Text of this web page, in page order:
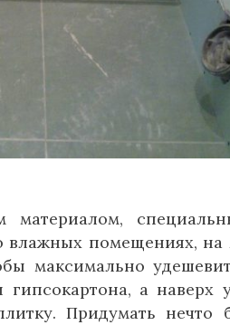
материалом,
влажных помещениях,
максимально
а наверх
Придумать нечто